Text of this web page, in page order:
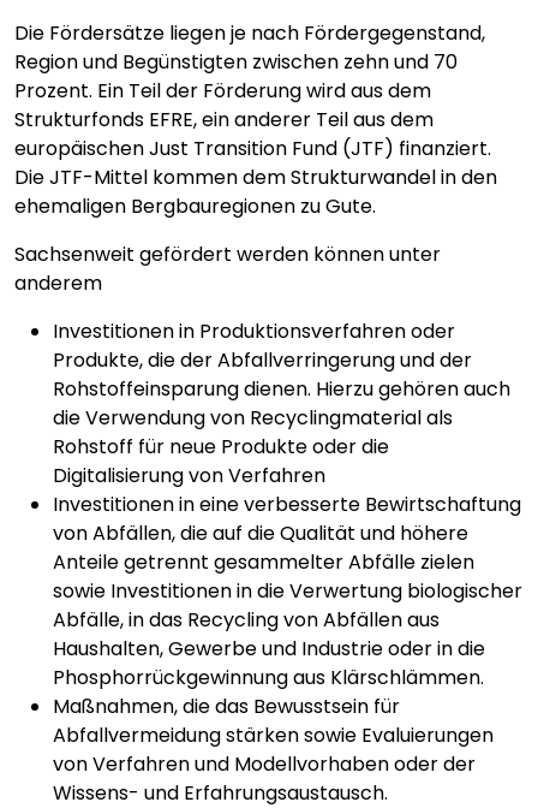
Die Fördersätze liegen je nach Fördergegenstand,
Region und Begünstigten zwischen zehn und 70
Prozent. Ein Teil der Förderung wird aus dem
Strukturfonds EFRE, ein anderer Teil aus dem
europäischen Just Transition Fund (JTF) finanziert.
Die JTF-Mittel kommen dem Strukturwandel in den
ehemaligen Bergbauregionen zu Gute.
Sachsenweit gefördert werden können unter
anderem
Investitionen in Produktionsverfahren oder
Produkte, die der Abfallverringerung und der
Rohstoffeinsparung dienen. Hierzu gehören auch
die Verwendung von Recyclingmaterial als
Rohstoff für neue Produkte oder die
Digitalisierung von Verfahren
Investitionen in eine verbesserte Bewirtschaftung
von Abfällen, die auf die Qualität und höhere
Anteile getrennt gesammelter Abfälle zielen
sowie Investitionen in die Verwertung biologischer
Abfälle, in das Recycling von Abfällen aus
Haushalten, Gewerbe und Industrie oder in die
Phosphorrückgewinnung aus Klärschlämmen.
Maßnahmen, die das Bewusstsein für
Abfallvermeidung stärken sowie Evaluierungen
von Verfahren und Modellvorhaben oder der
Wissens- und Erfahrungsaustausch.